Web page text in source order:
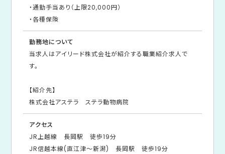
・通勤手当あり（上限20,000円）
・各種保険
勤務地について
当求人はアイリード株式会社が紹介する職業紹介求人で
す。
【紹介先】
株式会社アステラ ステラ動物病院
アクセス
JR上越線 長岡駅 徒歩19分
JR信越本線(直江津～新潟) 長岡駅 徒歩19分